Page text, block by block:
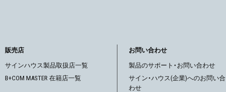
販売店
サインハウス製品取扱店一覧
B+COM MASTER 在籍店一覧
お問い合わせ
製品のサポート・お問い合わせ
サイン・ハウス(企業)へのお問い合
わせ